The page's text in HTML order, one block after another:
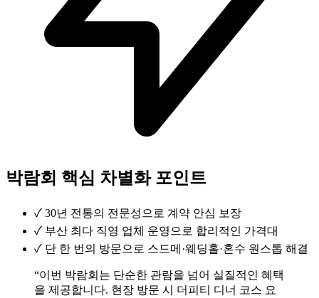
박람회 핵심 차별화 포인트
✓ 30년 전통의 전문성으로 계약 안심 보장
✓ 부산 최다 직영 업체 운영으로 합리적인 가격대
✓ 단 한 번의 방문으로 스드메·웨딩홀·혼수 원스톱 해결
“이번 박람회는 단순한 관람을 넘어 실질적인 혜택
을 제공합니다. 현장 방문 시 더피티 디너 코스 요